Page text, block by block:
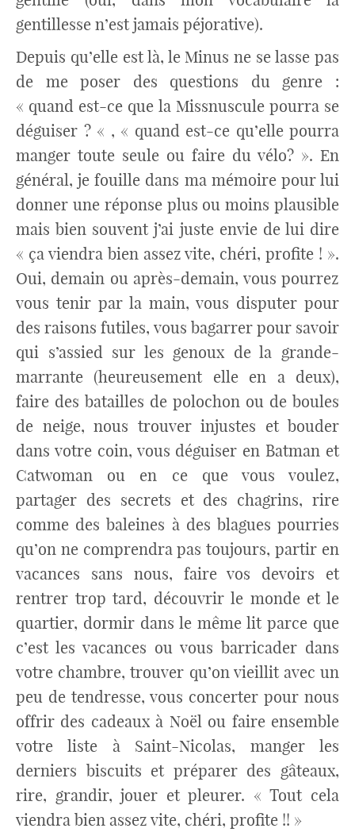
gentillesse n’est jamais péjorative).
Depuis qu’elle est là, le Minus ne se lasse pas
de me poser des questions du genre :
« quand est-ce que la Missnuscule pourra se
déguiser ? « , « quand est-ce qu’elle pourra
manger toute seule ou faire du vélo? ». En
général, je fouille dans ma mémoire pour lui
donner une réponse plus ou moins plausible
mais bien souvent j’ai juste envie de lui dire
« ça viendra bien assez vite, chéri, profite ! ».
Oui, demain ou après-demain, vous pourrez
vous tenir par la main, vous disputer pour
des raisons futiles, vous bagarrer pour savoir
qui s’assied sur les genoux de la grande-
marrante (heureusement elle en a deux),
faire des batailles de polochon ou de boules
de neige, nous trouver injustes et bouder
dans votre coin, vous déguiser en Batman et
Catwoman ou en ce que vous voulez,
partager des secrets et des chagrins, rire
comme des baleines à des blagues pourries
qu’on ne comprendra pas toujours, partir en
vacances sans nous, faire vos devoirs et
rentrer trop tard, découvrir le monde et le
quartier, dormir dans le même lit parce que
c’est les vacances ou vous barricader dans
votre chambre, trouver qu’on vieillit avec un
peu de tendresse, vous concerter pour nous
offrir des cadeaux à Noël ou faire ensemble
votre liste à Saint-Nicolas, manger les
derniers biscuits et préparer des gâteaux,
rire, grandir, jouer et pleurer. « Tout cela
viendra bien assez vite, chéri, profite !! »